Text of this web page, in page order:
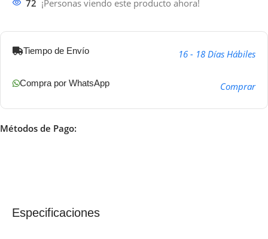
72 ¡Personas viendo este producto ahora!
Tiempo de Envío 16 - 18 Días Hábiles
Compra por WhatsApp Comprar
Métodos de Pago:
Especificaciones